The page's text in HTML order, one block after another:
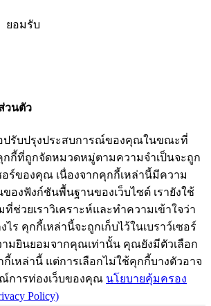
ยอมรับ
วนตัว
ปรับปรุงประสบการณ์ของคุณในขณะที่
กกี้ที่ถูกจัดหมวดหมู่ตามความจำเป็นจะถูก
อร์ของคุณ เนื่องจากคุกกี้เหล่านี้มีความ
องฟังก์ชันพื้นฐานของเว็บไซต์ เรายังใช้
ช่วยเราวิเคราะห์และทำความเข้าใจว่า
ร คุกกี้เหล่านี้จะถูกเก็บไว้ในเบราว์เซอร์
มยินยอมจากคุณเท่านั้น คุณยังมีตัวเลือก
เหล่านี้ แต่การเลือกไม่ใช้คุกกี้บางตัวอาจ
การท่องเว็บของคุณ นโยบายคุ้มครอง
Policy)